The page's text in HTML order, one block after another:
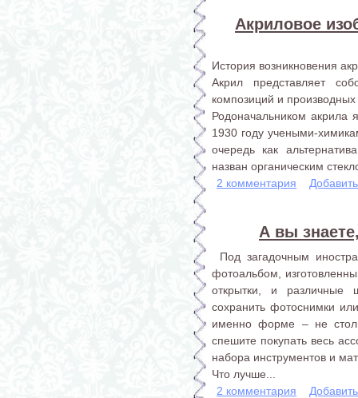
Акриловое
История возникновения
Акрил представляет
композиций и
Родоначальником акрила
1930 году учеными-
очередь как
назван органическим
2 комментария
А вы
Под загадочным
фотоальбом,
открытки, и различные
сохранить фотоснимки
именно форме – не
спешите покупать весь
набора инструментов и
Что лучше...
2 комментария